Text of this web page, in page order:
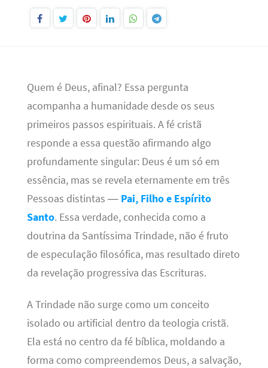
Quem é Deus, afinal? Essa pergunta
acompanha a humanidade desde os seus
primeiros passos espirituais. A fé cristã
responde a essa questão afirmando algo
profundamente singular: Deus é um só em
essência, mas se revela eternamente em três
Pessoas distintas — Pai, Filho e Espírito
Santo. Essa verdade, conhecida como a
doutrina da Santíssima Trindade, não é fruto
de especulação filosófica, mas resultado direto
da revelação progressiva das Escrituras.
A Trindade não surge como um conceito
isolado ou artificial dentro da teologia cristã.
Ela está no centro da fé bíblica, moldando a
forma como compreendemos Deus, a salvação,